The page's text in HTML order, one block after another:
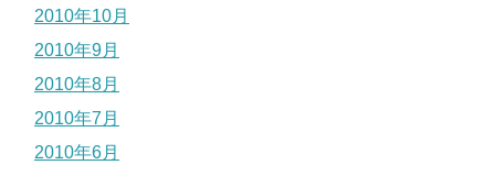
2010年10月
2010年9月
2010年8月
2010年7月
2010年6月